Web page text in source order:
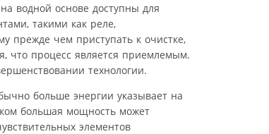
водной основе доступны для
такими как реле,
прежде чем приступать к очистке,
что процесс является приемлемым.
технологии.
больше энергии указывает на
большая мощность может
элементов